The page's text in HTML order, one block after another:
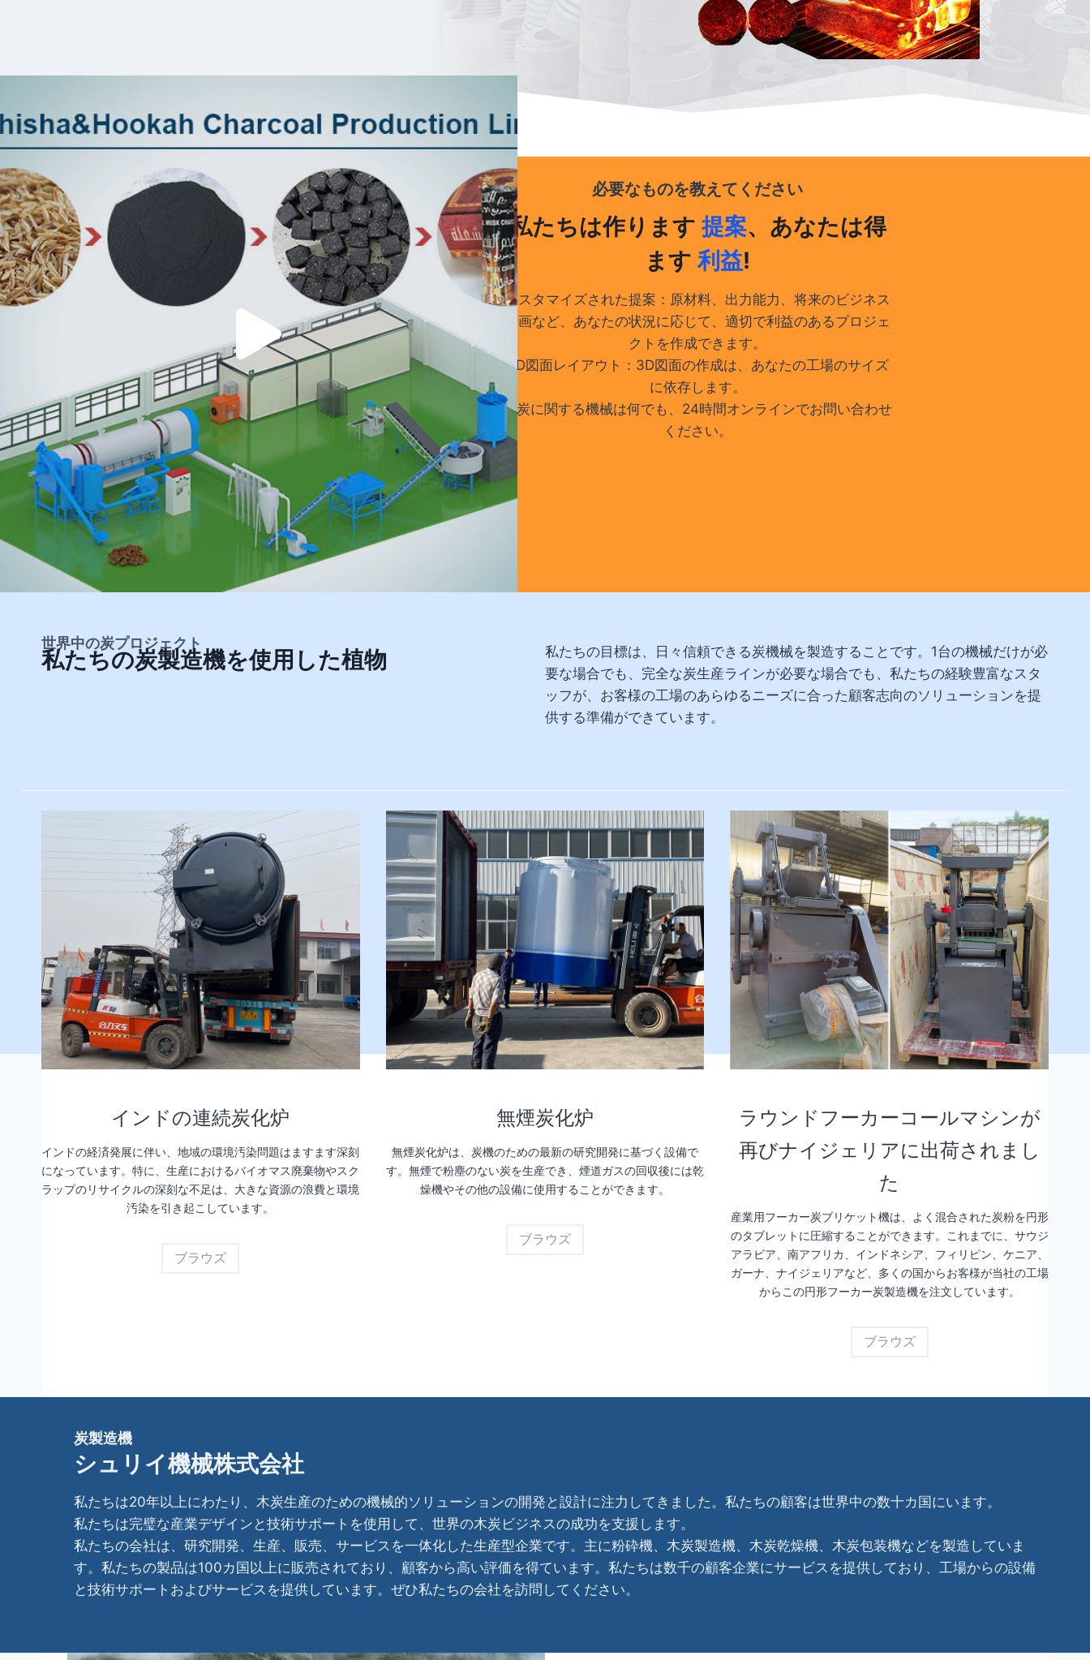
必要なものを教えてください
私たちは作ります提案、あなたは得
ます利益!
カスタマイズされた提案：原材料、出力能力、将来のビジネス
計画など、あなたの状況に応じて、適切で利益のあるプロジェ
クトを作成できます。
3D図面レイアウト：3D図面の作成は、あなたの工場のサイズ
に依存します。
木炭に関する機械は何でも、24時間オンラインでお問い合わせ
ください。
世界中の炭プロジェクト
私たちの炭製造機を使用した植物
私たちの目標は、日々信頼できる炭機械を製造することです。1台の機械だけが必
要な場合でも、完全な炭生産ラインが必要な場合でも、私たちの経験豊富なスタ
ッフが、お客様の工場のあらゆるニーズに合った顧客志向のソリューションを提
供する準備ができています。
インドの連続炭化炉
インドの経済発展に伴い、地域の環境汚染問題はますます深刻
になっています。特に、生産におけるバイオマス廃棄物やスク
ラップのリサイクルの深刻な不足は、大きな資源の浪費と環境
汚染を引き起こしています。
ブラウズ
無煙炭化炉
無煙炭化炉は、炭機のための最新の研究開発に基づく設備で
す。無煙で粉塵のない炭を生産でき、煙道ガスの回収後には乾
燥機やその他の設備に使用することができます。
ブラウズ
ラウンドフーカーコールマシンが
再びナイジェリアに出荷されまし
た
産業用フーカー炭ブリケット機は、よく混合された炭粉を円形
のタブレットに圧縮することができます。これまでに、サウジ
アラビア、南アフリカ、インドネシア、フィリピン、ケニア、
ガーナ、ナイジェリアなど、多くの国からお客様が当社の工場
からこの円形フーカー炭製造機を注文しています。
ブラウズ
炭製造機
シュリイ機械株式会社
私たちは20年以上にわたり、木炭生産のための機械的ソリューションの開発と設計に注力してきました。私たちの顧客は世界中の数十カ国にいます。
私たちは完璧な産業デザインと技術サポートを使用して、世界の木炭ビジネスの成功を支援します。
私たちの会社は、研究開発、生産、販売、サービスを一体化した生産型企業です。主に粉砕機、木炭製造機、木炭乾燥機、木炭包装機などを製造していま
す。私たちの製品は100カ国以上に販売されており、顧客から高い評価を得ています。私たちは数千の顧客企業にサービスを提供しており、工場からの設備
と技術サポートおよびサービスを提供しています。ぜひ私たちの会社を訪問してください。